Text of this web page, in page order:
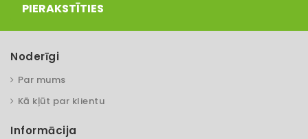
PIERAKSTĪTIES
Noderīgi
Par mums
Kā kļūt par klientu
Informācija